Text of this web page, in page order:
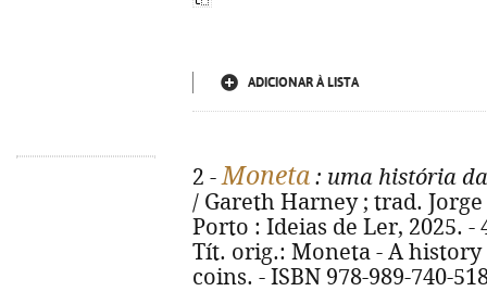
ADICIONAR À LISTA
2 -Moneta : uma história
/ Gareth Harney ; trad.
Porto : Ideias de Ler, 2025. -
Tít. orig.: Moneta - A
coins. - ISBN 978-989-740-